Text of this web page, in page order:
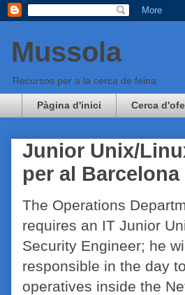
Mussola
Recursos per a la cerca de feina
Pàgina d'inici Cerca
Junior Unix/
per al
The Operations
requires an IT Junior
Security Engineer; he
responsible in the day
operatives inside the